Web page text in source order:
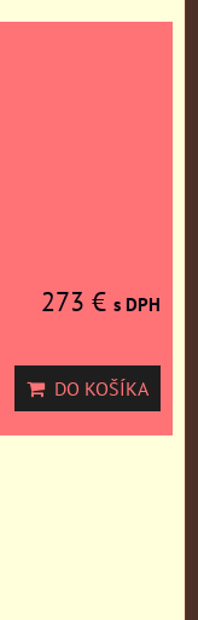
273 € s DPH
DO KOŠÍKA